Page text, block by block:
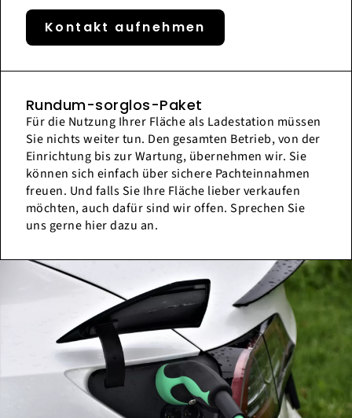
Kontakt aufnehmen
Rundum-sorglos-Paket
Für die Nutzung Ihrer Fläche als Ladestation müssen
Sie nichts weiter tun. Den gesamten Betrieb, von der
Einrichtung bis zur Wartung, übernehmen wir. Sie
können sich einfach über sichere Pachteinnahmen
freuen. Und falls Sie Ihre Fläche lieber verkaufen
möchten, auch dafür sind wir offen. Sprechen Sie
uns gerne hier dazu an.